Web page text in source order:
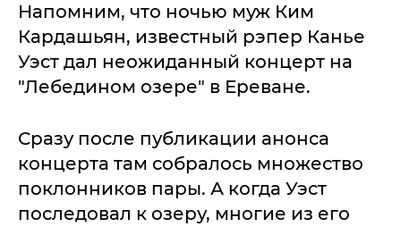
Напомним, что ночью муж Ким
Кардашьян, известный рэпер Канье
Уэст дал неожиданный концерт на
"Лебедином озере" в Ереване.
Сразу после публикации анонса
концерта там собралось множество
поклонников пары. А когда Уэст
последовал к озеру, многие из его